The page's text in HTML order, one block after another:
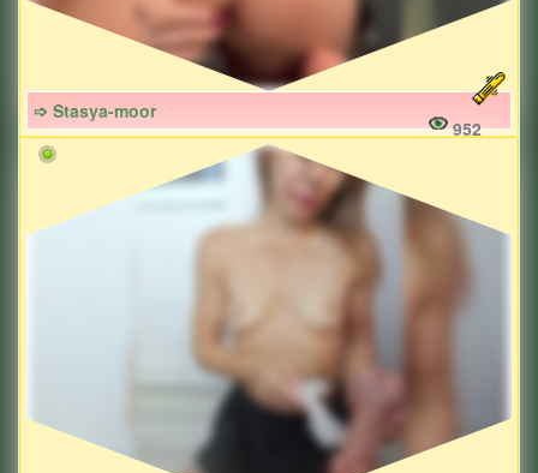
➩ Stasya-moor
952